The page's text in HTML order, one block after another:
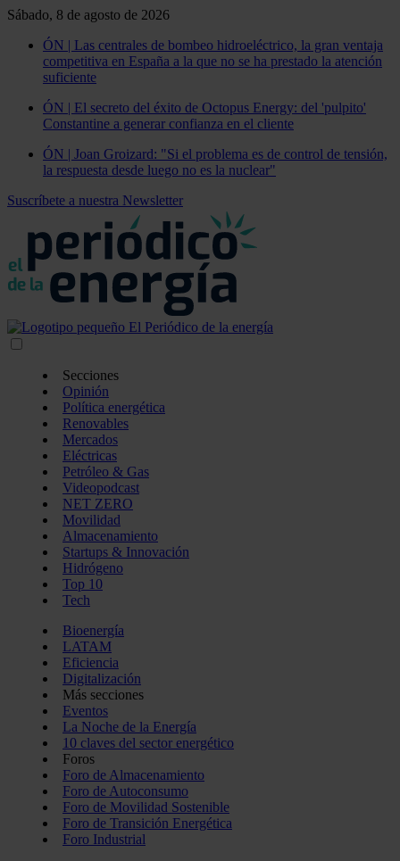
Sábado, 8 de agosto de 2026
ÓN | Las centrales de bombeo hidroeléctrico, la gran ventaja
competitiva en España a la que no se ha prestado la atención
suficiente
ÓN | El secreto del éxito de Octopus Energy: del 'pulpito'
Constantine a generar confianza en el cliente
ÓN | Joan Groizard: "Si el problema es de control de tensión,
la respuesta desde luego no es la nuclear"
Suscríbete a nuestra Newsletter
Secciones
Opinión
Política energética
Renovables
Mercados
Eléctricas
Petróleo & Gas
Videopodcast
NET ZERO
Movilidad
Almacenamiento
Startups & Innovación
Hidrógeno
Top 10
Tech
Bioenergía
LATAM
Eficiencia
Digitalización
Más secciones
Eventos
La Noche de la Energía
10 claves del sector energético
Foros
Foro de Almacenamiento
Foro de Autoconsumo
Foro de Movilidad Sostenible
Foro de Transición Energética
Foro Industrial